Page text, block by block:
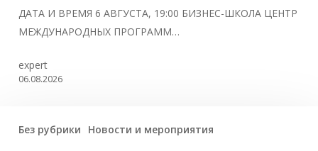
ДАТА И ВРЕМЯ 6 АВГУСТА, 19:00 БИЗНЕС-ШКОЛА ЦЕНТР
МЕЖДУНАРОДНЫХ ПРОГРАММ…
expert
06.08.2026
Без рубрики Новости и мероприятия